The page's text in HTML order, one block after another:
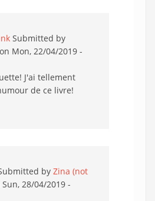
Submitted by
on Mon, 22/04/2019 -
J'ai tellement
de ce livre!
by Zina (not
28/04/2019 -